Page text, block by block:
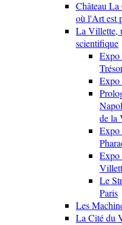
Château La
où l'Art est
La Villette,
scientifique
Expo
Expo
de la
Expo
Expo
Le
Paris
Les
La Cité du